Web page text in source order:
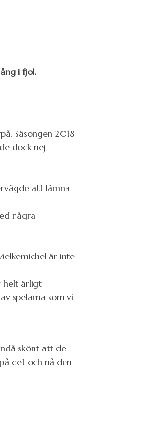
i fjol.
Säsongen 2018
dock nej
att lämna
några
är inte
helt ärligt
spelarna som vi
skönt att de
det och nå den